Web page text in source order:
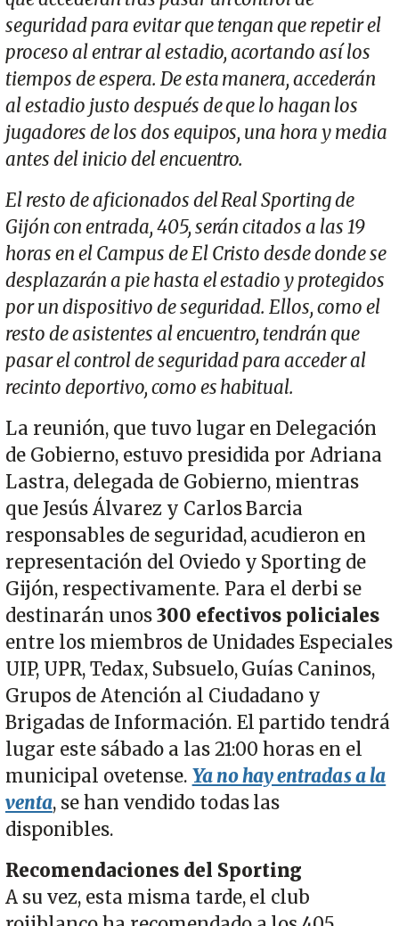
seguridad para evitar que tengan que repetir el
proceso al entrar al estadio, acortando así los
tiempos de espera. De esta manera, accederán
al estadio justo después de que lo hagan los
jugadores de los dos equipos, una hora y media
antes del inicio del encuentro.
El resto de aficionados del Real Sporting de
Gijón con entrada, 405, serán citados a las 19
horas en el Campus de El Cristo desde donde se
desplazarán a pie hasta el estadio y protegidos
por un dispositivo de seguridad. Ellos, como el
resto de asistentes al encuentro, tendrán que
pasar el control de seguridad para acceder al
recinto deportivo, como es habitual.
La reunión, que tuvo lugar en Delegación
de Gobierno, estuvo presidida por Adriana
Lastra, delegada de Gobierno, mientras
que Jesús Álvarez y Carlos Barcia
responsables de seguridad, acudieron en
representación del Oviedo y Sporting de
Gijón, respectivamente. Para el derbi se
destinarán unos300 efectivos policiales
entre los miembros de Unidades Especiales
UIP, UPR, Tedax, Subsuelo, Guías Caninos,
Grupos de Atención al Ciudadano y
Brigadas de Información. El partido tendrá
lugar este sábado a las 21:00 horas en el
municipal ovetense. Ya no hay entradas a la
venta, se han vendido todas las
disponibles.
Recomendaciones del Sporting
A su vez, esta misma tarde, el club